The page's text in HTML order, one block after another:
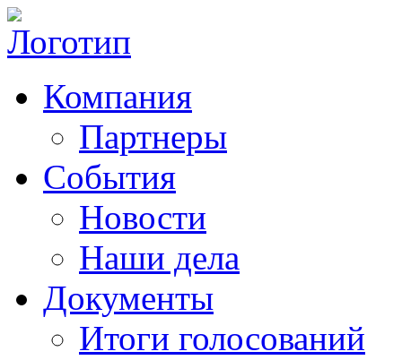
Компания
Партнеры
События
Новости
Наши дела
Документы
Итоги голосований